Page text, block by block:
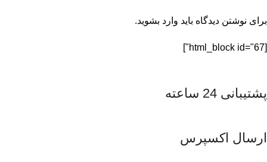
برای نوشتن دیدگاه باید وارد بشوید.
[html_block id="67"]
پشتیبانی 24 ساعته
ارسال اکسپرس